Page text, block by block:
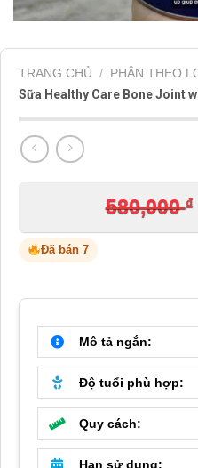
TRANG CHỦ / PHÂN THEO
Sữa Healthy Care Bone Joint
580,000₫
Đã bán 7
Mô tả ngắn:
Độ tuổi phù hợp:
Quy cách:
Hạn sử dụng: